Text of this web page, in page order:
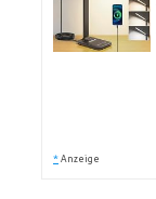
* Anzeige